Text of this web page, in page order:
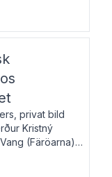
i antikens
privat bild
Kristný
(Färöarna)
med
läser upp på